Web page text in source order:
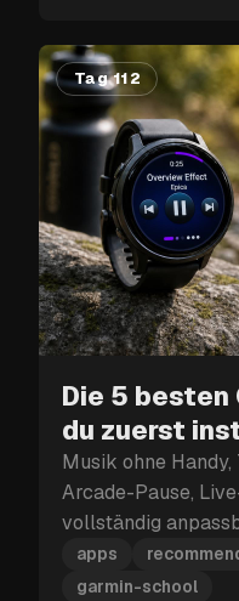
Tag 112
Die 5 besten
du zuerst
Musik ohne
Arcade-Pause,
vollständig
die fünf Garmin-
installieren solltest.
apps
garmin-school